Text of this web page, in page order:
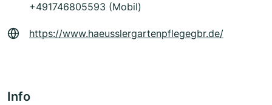
+491746805593 (Mobil)
https://www.haeusslergartenpflegegbr.de/
Info